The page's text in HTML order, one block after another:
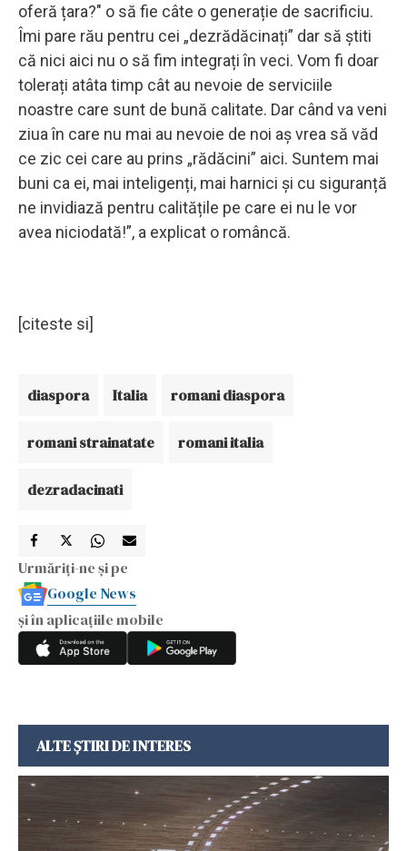
oferă țara?" o să fie câte o generație de sacrificiu.
Îmi pare rău pentru cei „dezrădăcinați” dar să știti
că nici aici nu o să fim integrați în veci. Vom fi doar
tolerați atâta timp cât au nevoie de serviciile
noastre care sunt de bună calitate. Dar când va veni
ziua în care nu mai au nevoie de noi aș vrea să văd
ce zic cei care au prins „rădăcini” aici. Suntem mai
buni ca ei, mai inteligenți, mai harnici și cu siguranță
ne invidiază pentru calitățile pe care ei nu le vor
avea niciodată!”, a explicat o româncă.
[citeste si]
diaspora Italia romani diaspora
romani strainatate romani italia
dezradacinati
Urmăriți-ne și pe
Google News
și în aplicațiile mobile
ALTE ȘTIRI DE INTERES